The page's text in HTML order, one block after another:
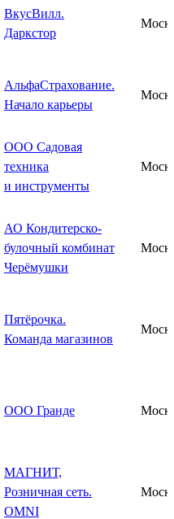
ВкусВилл.
Даркстор
АльфаСтрахование.
Начало карьеры
ООО Садовая
техника
и инструменты
АО Кондитерско-
булочный комбинат
Черёмушки
Пятёрочка.
Команда магазинов
ООО Гранде
МАГНИТ,
Розничная сеть.
OMNI